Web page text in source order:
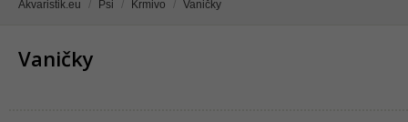
Akvaristik.eu / Psi / Krmivo / Vaničky
Vaničky